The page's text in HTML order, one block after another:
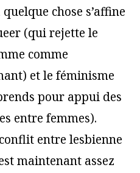
chose s’affine
(qui rejette le
comme
et le féminisme
pour appui des
entre femmes).
entre lesbienne
maintenant assez